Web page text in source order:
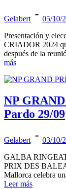
Gelabert 05/10/
Presentación y
CRIADOR 2024
después de la
más
NP
Pardo 29/09
Gelabert
03/10/
GALBA
PRIX DES
Mallorca celebra
Leer más